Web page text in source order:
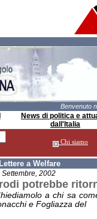
Benvenuto
News di politica e
dall'Italia
Chi siamo
Lettere a Welfare
Settembre, 2002
potrebbe
a chi sa
e Fogliazza del